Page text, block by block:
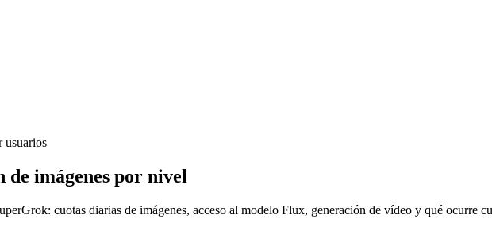
usuarios
de imágenes por nivel
cuotas diarias de imágenes, acceso al modelo Flux, generación de vídeo y qué ocurre